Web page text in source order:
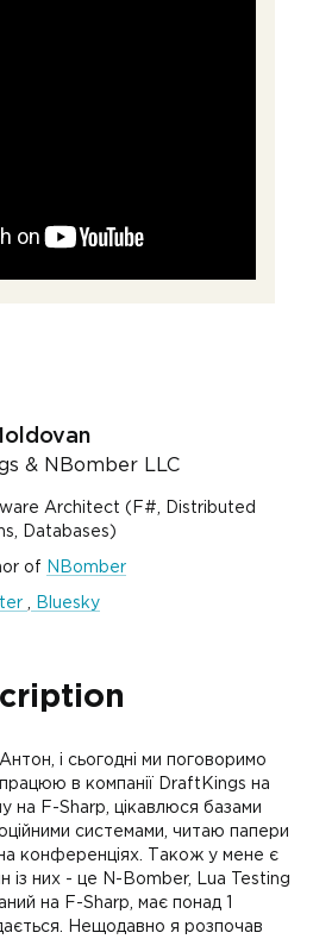
& NBomber LLC
Architect (F#, Distributed
Databases)
of NBomber
Bluesky
і сьогодні ми поговоримо
в компанії DraftKings на
на F-Sharp, цікавлюся базами
системами, читаю папери
на конференціях. Також у мене є
із них - це N-Bomber, Lua Testing
на F-Sharp, має понад 1
Нещодавно я розпочав